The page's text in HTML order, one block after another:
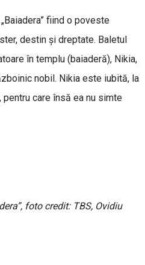
fiind o poveste
destin și dreptate. Baletul
în templu (baiaderă), Nikia,
nobil. Nikia este iubită, la
pentru care însă ea nu simte
foto credit: TBS, Ovidiu